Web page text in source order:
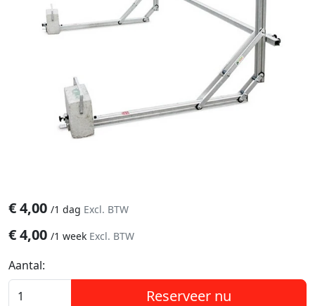
€4,00 /1 dag Excl. BTW
€4,00 /1 week Excl. BTW
Aantal:
Reserveer nu